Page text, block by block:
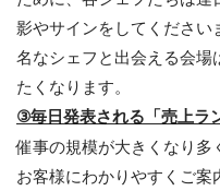
影やサインをしてくださ
名なシェフと出会える会
たくなります。
③毎日発表される「売上ラ
催事の規模が大きくなり多
お客様にわかりやすくご